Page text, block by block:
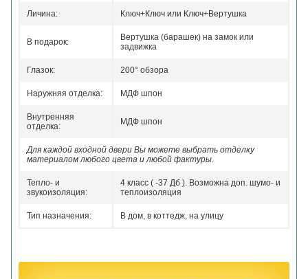
Личина: Ключ+Ключ или Ключ+Вертушка
В подарок:
Вертушка (барашек) на замок или
задвижка
Глазок: 200° обзора
Наружняя отделка: МДФ шпон
Внутренняя
отделка:
МДФ шпон
Для каждой входной двери Вы можете выбрать отделку
материалом любого цвета и любой фактуры.
Тепло- и
звукоизоляция:
4 класс ( -37 Дб ). Возможна доп. шумо- и
теплоизоляция
Тип назначения: В дом, в коттедж, на улицу